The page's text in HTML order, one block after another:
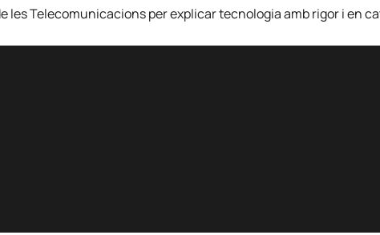
les Telecomunicacions per explicar tecnologia amb rigor i en